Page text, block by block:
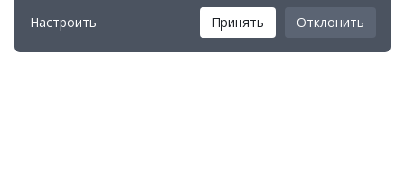
Настроить
Принять Отклонить